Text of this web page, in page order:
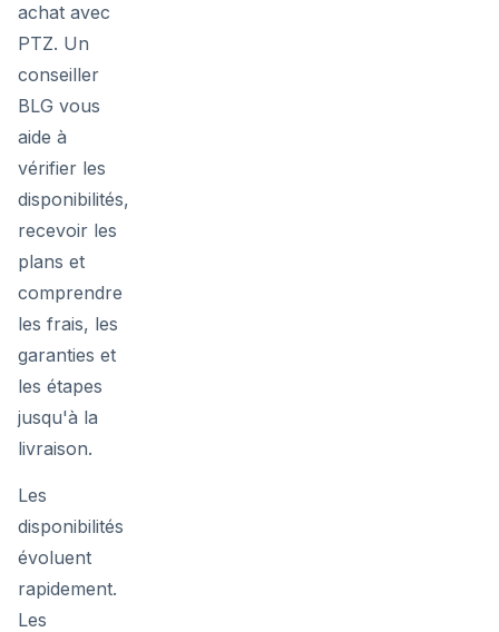
achat avec
PTZ. Un
conseiller
BLG vous
aide à
vérifier les
disponibilités,
recevoir les
plans et
comprendre
les frais, les
garanties et
les étapes
jusqu'à la
livraison.
Les
disponibilités
évoluent
rapidement.
Les